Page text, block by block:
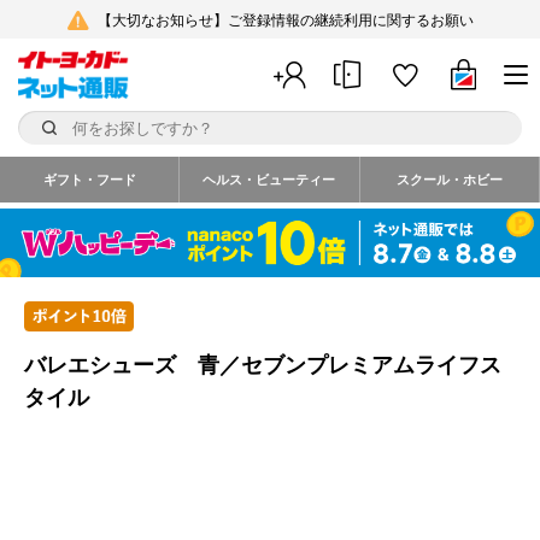
【大切なお知らせ】ご登録情報の継続利用に関するお願い
ギフト・フード ヘルス・ビューティー スクール・ホビー
バレエシューズ 青／セブンプレミアムライフス
タイル